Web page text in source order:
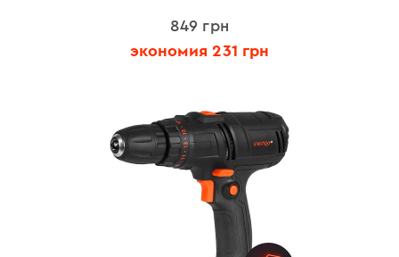
849 грн
экономия 231 грн